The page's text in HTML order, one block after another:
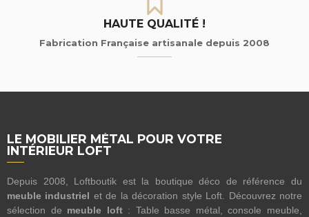
HAUTE QUALITÉ !
Fabrication Française artisanale depuis 2008
LE MOBILIER MÉTAL POUR VOTRE
INTÉRIEUR LOFT
Depuis 2008, Loftboutik est la boutique déco de référence du
meuble industriel et de la décoration style Loft. Découvrez notre
sélection de meuble loft: Table basse métal, console meuble,